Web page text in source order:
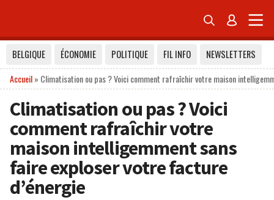
 
BELGIQUE ÉCONOMIE POLITIQUE FIL INFO
NEWSLETTERS
Accueil» Climatisation ou pas ? Voici comment rafraîchir votre maison
Climatisation ou pas ? Voici
comment rafraîchir votre
maison intelligemment sans
faire exploser votre facture
d’énergie